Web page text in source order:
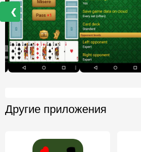
❮
Другие приложения